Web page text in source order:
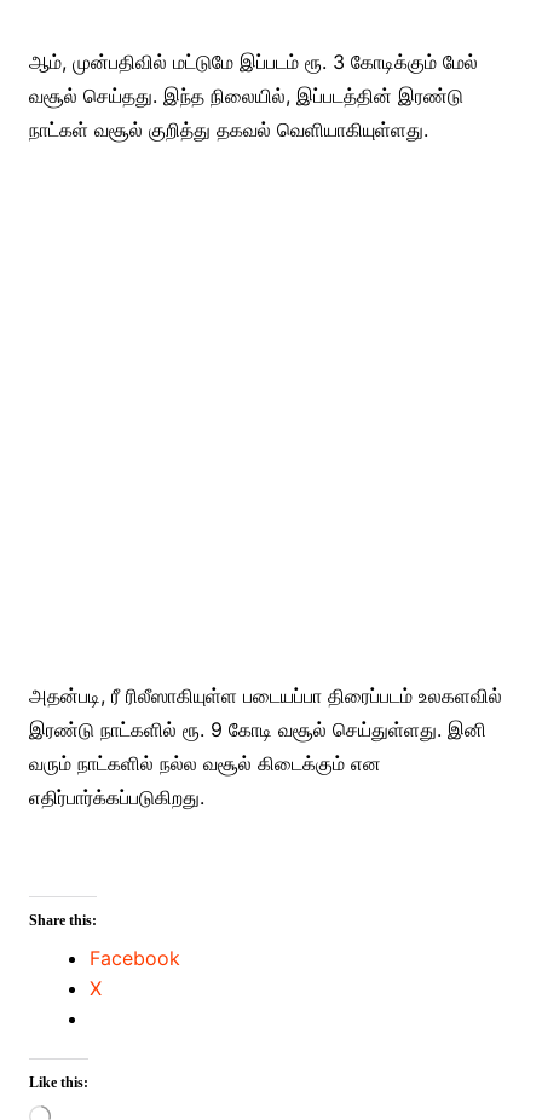
ஆம், முன்பதிவில் மட்டுமே இப்படம் ரூ. 3 கோடிக்கும் மேல்
வசூல் செய்தது. இந்த நிலையில், இப்படத்தின் இரண்டு
நாட்கள் வசூல் குறித்து தகவல் வெளியாகியுள்ளது.
அதன்படி, ரீ ரிலீஸாகியுள்ள படையப்பா திரைப்படம் உலகளவில்
இரண்டு நாட்களில் ரூ. 9 கோடி வசூல் செய்துள்ளது. இனி
வரும் நாட்களில் நல்ல வசூல் கிடைக்கும் என
எதிர்பார்க்கப்படுகிறது.
Share this:
Facebook
X
Like this:
Loading…